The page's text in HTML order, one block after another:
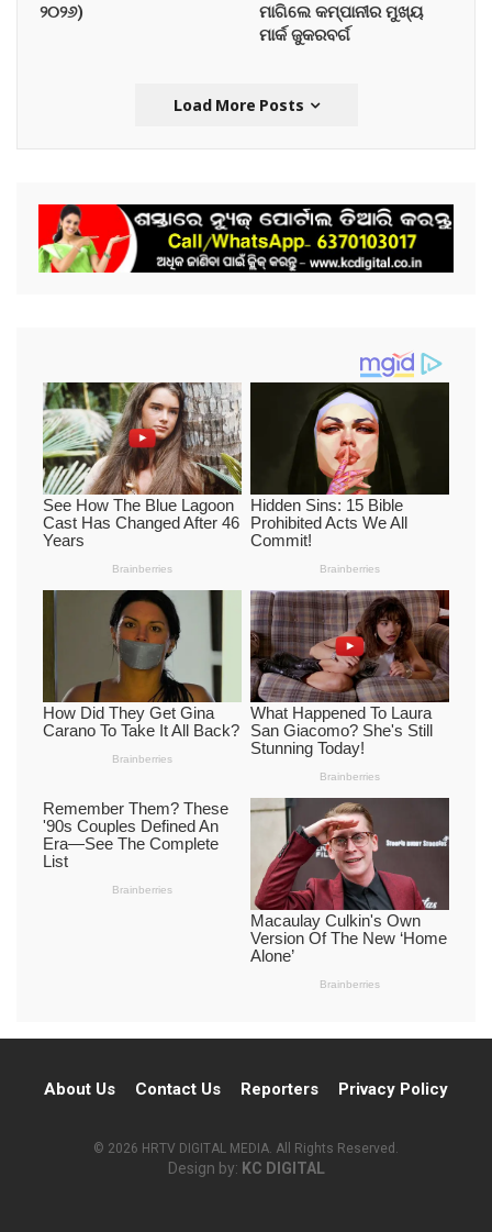
୨୦୨୬)
ମାଗିଲେ କମ୍ପାନୀର ମୁଖ୍ୟ
ମାର୍କ ଜୁକରବର୍ଗ
Load More Posts
About Us Contact Us Reporters Privacy Policy
© 2026 HRTV DIGITAL MEDIA. All Rights Reserved.
Design by: KC DIGITAL